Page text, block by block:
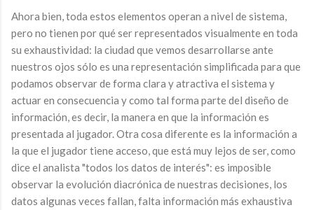
Ahora bien, toda estos elementos operan a nivel de sistema,
pero no tienen por qué ser representados visualmente en toda
su exhaustividad: la ciudad que vemos desarrollarse ante
nuestros ojos sólo es una representación simplificada para que
podamos observar de forma clara y atractiva el sistema y
actuar en consecuencia y como tal forma parte del diseño de
información, es decir, la manera en que la información es
presentada al jugador. Otra cosa diferente es la información a
la que el jugador tiene acceso, que está muy lejos de ser, como
dice el analista "todos los datos de interés": es imposible
observar la evolución diacrónica de nuestras decisiones, los
datos algunas veces fallan, falta información más exhaustiva